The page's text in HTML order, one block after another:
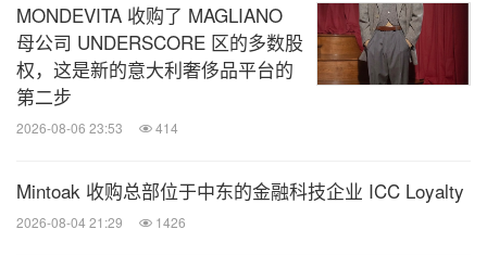
MONDEVITA 收购了 MAGLIANO
母公司 UNDERSCORE 区的多数股
权，这是新的意大利奢侈品平台的
第二步
2026-08-06 23:53 414
Mintoak 收购总部位于中东的金融科技企业 ICC Loyalty
2026-08-04 21:29 1426